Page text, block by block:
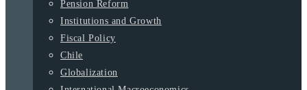
Pension Reform
Institutions and Growth
Fiscal Policy
Chile
Globalization